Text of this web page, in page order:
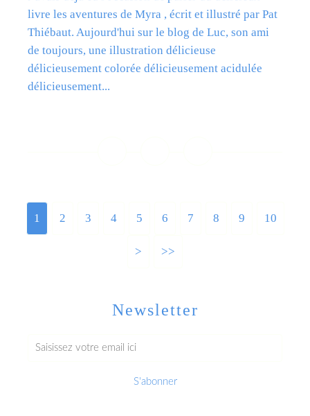
livre les aventures de Myra , écrit et illustré par Pat
Thiébaut. Aujourd'hui sur le blog de Luc, son ami
de toujours, une illustration délicieuse
délicieusement colorée délicieusement acidulée
délicieusement...
1 2 3 4 5 6 7 8 9 10
> >>
Newsletter